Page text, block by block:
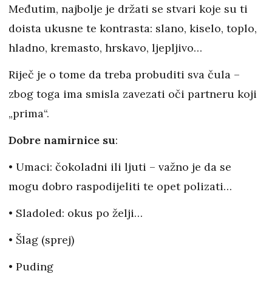
Međutim, najbolje je držati se stvari koje su ti
doista ukusne te kontrasta: slano, kiselo, toplo,
hladno, kremasto, hrskavo, ljepljivo…
Riječ je o tome da treba probuditi sva čula –
zbog toga ima smisla zavezati oči partneru koji
„prima“.
Dobre namirnice su:
• Umaci: čokoladni ili ljuti – važno je da se
mogu dobro raspodijeliti te opet polizati…
• Sladoled: okus po želji…
• Šlag (sprej)
• Puding